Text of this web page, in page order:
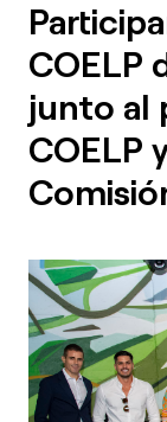
COELP
junto al
COELP